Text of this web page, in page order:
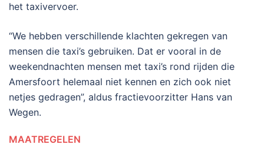
het taxivervoer.
“We hebben verschillende klachten gekregen van
mensen die taxi’s gebruiken. Dat er vooral in de
weekendnachten mensen met taxi’s rond rijden die
Amersfoort helemaal niet kennen en zich ook niet
netjes gedragen”, aldus fractievoorzitter Hans van
Wegen.
MAATREGELEN